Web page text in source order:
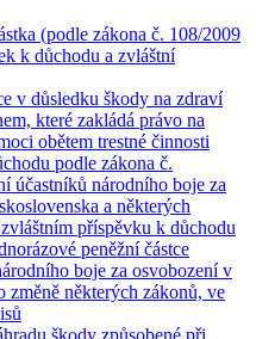
(podle zákona č. 108/2009
k důchodu a zvláštní
v důsledku škody na zdraví
které zakládá právo na
obětem trestné činnosti
podle zákona č.
účastníků národního boje za
a některých
příspěvku k důchodu
peněžní částce
boje za osvobození v
změně některých zákonů, ve
škody způsobené při